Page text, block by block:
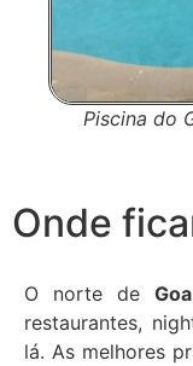
Piscina do
Onde
O norte deGoa
restaurantes,
lá. As melhores